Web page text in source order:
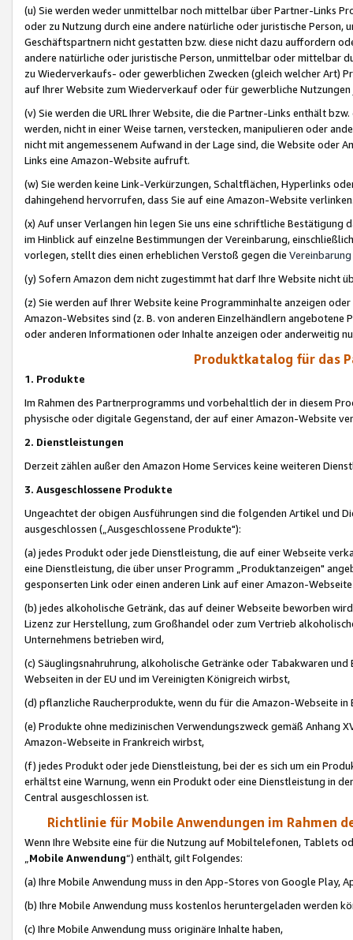
(u) Sie werden weder unmittelbar noch mittelbar über Partner-Links
oder zu Nutzung durch eine andere natürliche oder juristische
Geschäftspartnern nicht gestatten bzw. diese nicht dazu auffordern
andere natürliche oder juristische Person, unmittelbar oder mittelbar
zu Wiederverkaufs- oder gewerblichen Zwecken (gleich welcher Art)
auf Ihrer Website zum Wiederverkauf oder für gewerbliche
(v) Sie werden die URL Ihrer Website, die die Partner-Links enthält
werden, nicht in einer Weise tarnen, verstecken, manipulieren oder
nicht mit angemessenem Aufwand in der Lage sind, die Website oder
Links eine Amazon-Website aufruft.
(w) Sie werden keine Link-Verkürzungen, Schaltflächen, Hyperlinks
dahingehend hervorrufen, dass Sie auf eine Amazon-Website
(x) Auf unser Verlangen hin legen Sie uns eine schriftliche
im Hinblick auf einzelne Bestimmungen der Vereinbarung,
vorlegen, stellt dies einen erheblichen Verstoß gegen die Vereinbarung
(y) Sofern Amazon dem nicht zugestimmt hat darf Ihre Website nicht
(z) Sie werden auf Ihrer Website keine Programminhalte anzeigen
Amazon-Websites sind (z. B. von anderen Einzelhändlern
oder anderen Informationen oder Inhalte anzeigen oder anderweitig
Produktkatalog für das
1. Produkte
Im Rahmen des Partnerprogramms und vorbehaltlich der in diesem
physische oder digitale Gegenstand, der auf einer Amazon-Website
2. Dienstleistungen
Derzeit zählen außer den Amazon Home Services keine weiteren
3. Ausgeschlossene Produkte
Ungeachtet der obigen Ausführungen sind die folgenden Artikel und
ausgeschlossen („Ausgeschlossene Produkte"):
(a) jedes Produkt oder jede Dienstleistung, die auf einer Webseite
eine Dienstleistung, die über unser Programm „Produktanzeigen"
gesponserten Link oder einen anderen Link auf einer Amazon-
(b) jedes alkoholische Getränk, das auf deiner Webseite beworben
Lizenz zur Herstellung, zum Großhandel oder zum Vertrieb
Unternehmens betrieben wird,
(c) Säuglingsnahruhrung, alkoholische Getränke oder Tabakwaren
Webseiten in der EU und im Vereinigten Königreich wirbst,
(d) pflanzliche Raucherprodukte, wenn du für die Amazon-Webseite in
(e) Produkte ohne medizinischen Verwendungszweck gemäß Anhang
Amazon-Webseite in Frankreich wirbst,
(f) jedes Produkt oder jede Dienstleistung, bei der es sich um ein
erhältst eine Warnung, wenn ein Produkt oder eine Dienstleistung in
Central ausgeschlossen ist.
Richtlinie für Mobile Anwendungen im Rahmen
Wenn Ihre Website eine für die Nutzung auf Mobiltelefonen, Tablets
„Mobile Anwendung“) enthält, gilt Folgendes:
(a) Ihre Mobile Anwendung muss in den App-Stores von Google Play,
(b) Ihre Mobile Anwendung muss kostenlos heruntergeladen werden
(c) Ihre Mobile Anwendung muss originäre Inhalte haben,